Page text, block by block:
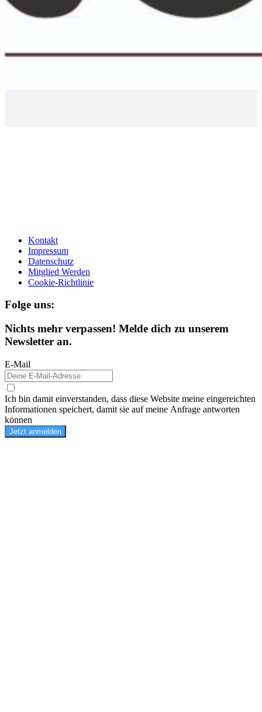
Kontakt
Impressum
Datenschutz
Mitglied Werden
Cookie-Richtlinie
Folge uns:
Nichts mehr verpassen! Melde dich zu unserem
Newsletter an.
E-Mail
Ich bin damit einverstanden, dass diese Website meine eingereichten
Informationen speichert, damit sie auf meine Anfrage antworten
können
Jetzt anmelden